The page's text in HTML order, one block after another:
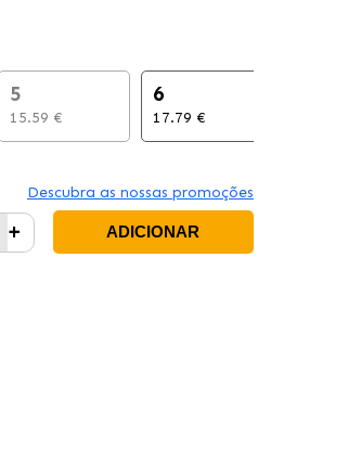
5
15.59 €
6
17.79 €
Descubra as nossas promoções
+ ADICIONAR